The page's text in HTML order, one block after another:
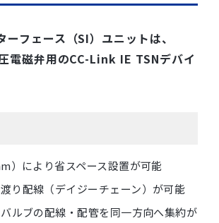
ーフェース（SI）ユニットは、
電磁弁用のCC-Link IE TSNデバイ
）により省スペース設置が可能
り配線（デイジーチェーン）が可能
ルブの配線・配管を同一方向へ集約が